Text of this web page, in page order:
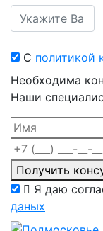
С политикой
Необходима
Наши
Получить
Я даю
даных